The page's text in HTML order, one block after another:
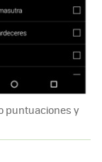
puntuaciones y